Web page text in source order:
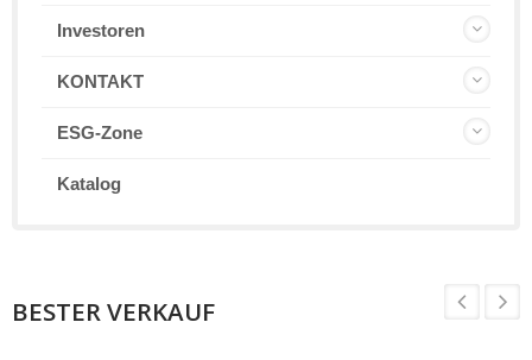
Investoren
KONTAKT
ESG-Zone
Katalog
BESTER VERKAUF